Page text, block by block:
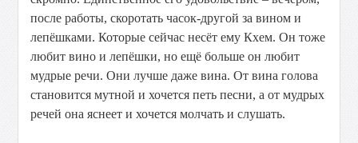
после работы, скоротать часок-другой за вином и
лепёшками. Которые сейчас несёт ему Кхем. Он тоже
любит вино и лепёшки, но ещё больше он любит
мудрые речи. Они лучше даже вина. От вина голова
становится мутной и хочется петь песни, а от мудрых
речей она яснеет и хочется молчать и слушать.